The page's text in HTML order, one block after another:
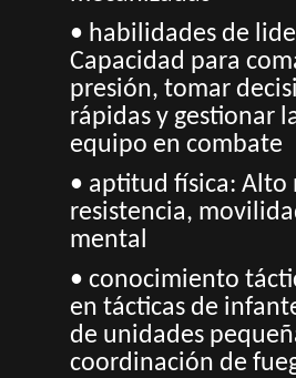
• habilidades de
Capacidad para
presión, tomar
rápidas y gestionar
equipo en combate
• aptitud física: Alto
resistencia,
mental
• conocimiento
en tácticas de
de unidades
coordinación de